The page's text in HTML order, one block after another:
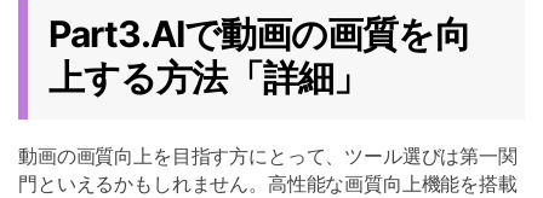
Part3.AIで動画の画質を向
上する方法「詳細」
動画の画質向上を目指す方にとって、ツール選びは第一関
門といえるかもしれません。高性能な画質向上機能を搭載